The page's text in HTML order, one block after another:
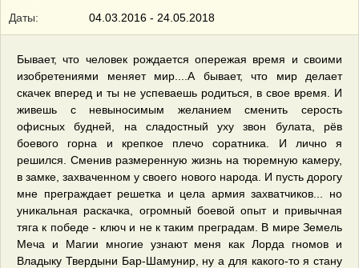
Даты:
04.03.2016 - 24.05.2018
Бывает, что человек рождается опережая время и своими
изобретениями меняет мир....А бывает, что мир делает
скачек вперед и ты не успеваешь родиться, в свое время. И
живешь с невыносимым желанием сменить серость
офисных будней, на сладостный уху звон булата, рёв
боевого горна и крепкое плечо соратника. И лично я
решился. Сменив размеренную жизнь на тюремную камеру,
в замке, захваченном у своего нового народа. И пусть дорогу
мне преграждает решетка и цела армия захватчиков... но
уникальная раскачка, огромный боевой опыт и привычная
тяга к победе - ключ и не к таким преградам. В мире Земель
Меча и Магии многие узнают меня как Лорда гномов и
Владыку Твердыни Бар-Шамунир, ну а для какого-то я стану